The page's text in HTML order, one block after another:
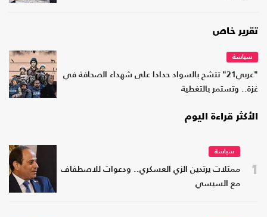
تقرير خاص
سياسة
"عربي21" تتشح بالسواد حدادا على شهداء الصحافة في
غزة.. وتستمر بالتغطية
الأكثر قراءة اليوم
1
سياسة
ممثلات يرتدين الزي العسكري.. ودعوات للاصطفاف
مع السيسي